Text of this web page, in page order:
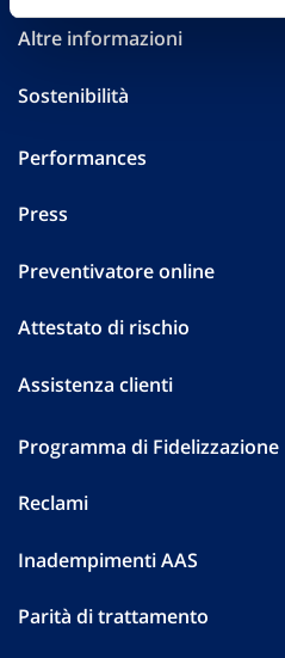
Altre informazioni
Sostenibilità
Performances
Press
Preventivatore online
Attestato di rischio
Assistenza clienti
Programma di Fidelizzazione
Reclami
Inadempimenti AAS
Parità di trattamento